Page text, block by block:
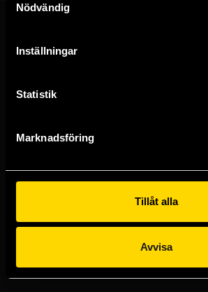
Nödvändig
Inställningar
Statistik
Marknadsföring
Tillåt alla
Avvisa
Butiker & kundtjänst
Västerlånggatan 48
Göteborgsbutiken
Kungsgatan 19
Malmöbutiken
582 19 Linköping